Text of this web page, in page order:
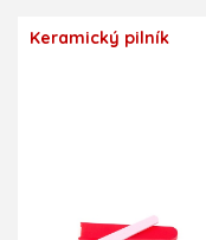
Keramický pilník